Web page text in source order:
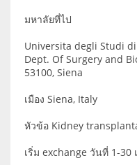
มหาลัยที่ไป
Universita degli Studi di
Dept. Of Surgery and
53100, Siena
เมือง Siena, Italy
หัวข้อ Kidney
เริ่ม exchange วันที่ 1-30